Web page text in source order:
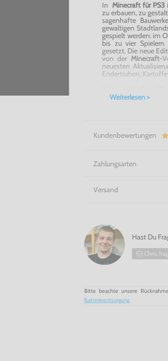
In Minecraft für PS3
zu erbauen, zu
sagenhafte
gewaltigen
gespielt werden: im
bis zu vier Spielern
gesetzt. Die neue
von der Minecraft-
neuesten
Endertruhen,
Weiterlesen >
Kundenbewertungen
Zahlungsarten
Versand
Hast Du
Chris
Bitte beachte unsere
Batterieentsorgung